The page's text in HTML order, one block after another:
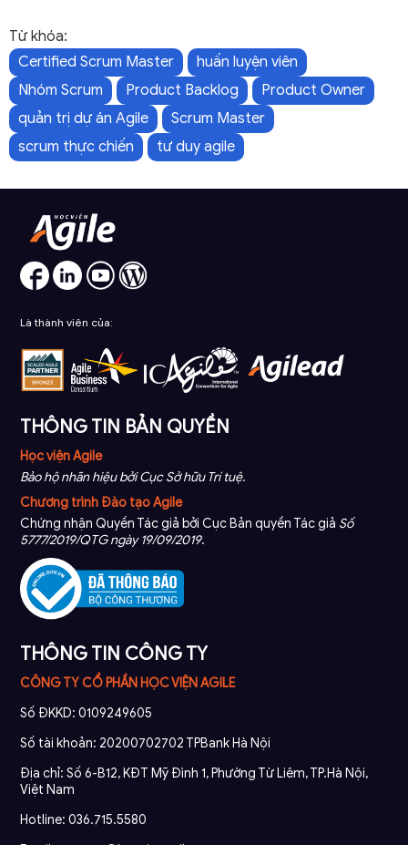
Từ khóa:
Certified Scrum Master
huấn luyện viên
Nhóm Scrum
Product Backlog
Product Owner
quản trị dự án Agile
Scrum Master
scrum thực chiến
tư duy agile
Là thành viên của:
THÔNG TIN BẢN QUYỀN
Học viện Agile
Bảo hộ nhãn hiệu bởi Cục Sở hữu Trí tuệ.
Chương trình Đào tạo Agile
Chứng nhận Quyền Tác giả bởi Cục Bản quyền Tác giả Số
5777/2019/QTG ngày 19/09/2019.
THÔNG TIN CÔNG TY
CÔNG TY CỔ PHẦN HỌC VIỆN AGILE
Số ĐKKD: 0109249605
Số tài khoản: 20200702702 TPBank Hà Nội
Địa chỉ: Số 6-B12, KĐT Mỹ Đình 1, Phường Từ Liêm, TP.Hà Nội,
Việt Nam
Hotline: 036.715.5580